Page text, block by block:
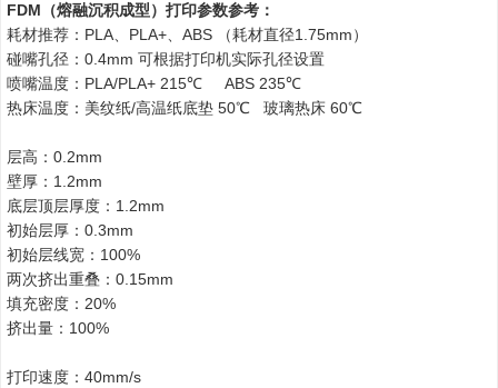
FDM（熔融沉积成型）打印参数参考：
耗材推荐：PLA、PLA+、ABS （耗材直径1.75mm）
碰嘴孔径：0.4mm 可根据打印机实际孔径设置
喷嘴温度：PLA/PLA+ 215℃ ABS 235℃
热床温度：美纹纸/高温纸底垫 50℃ 玻璃热床 60℃
层高：0.2mm
壁厚：1.2mm
底层顶层厚度：1.2mm
初始层厚：0.3mm
初始层线宽：100%
两次挤出重叠：0.15mm
填充密度：20%
挤出量：100%
打印速度：40mm/s